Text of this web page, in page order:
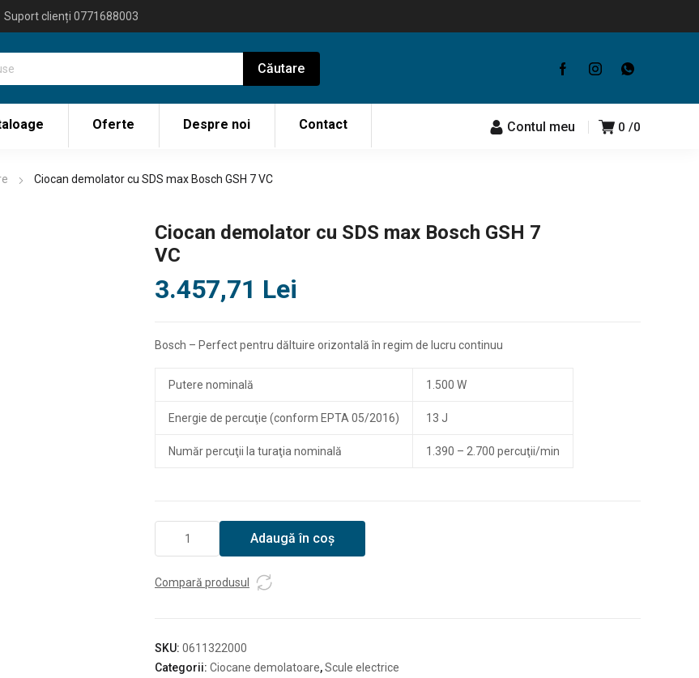
Suport clienți 0771688003
Oferte Despre noi Contact 0 0
Contul meu
Ciocan demolator cu SDS max Bosch GSH 7 VC
Ciocan demolator cu SDS max Bosch GSH 7
VC
3.457,71 Lei
Bosch – Perfect pentru dăltuire orizontală în regim de lucru continuu
Putere nominală 1.500 W
Energie de percuţie (conform EPTA 05/2016) 13 J
Număr percuţii la turaţia nominală 1.390 – 2.700 percuţii/min
Ciocan
cu
GSH
7
Adaugă în coș
Compară produsul
SKU: 0611322000
Categorii: Ciocane demolatoare,Scule electrice